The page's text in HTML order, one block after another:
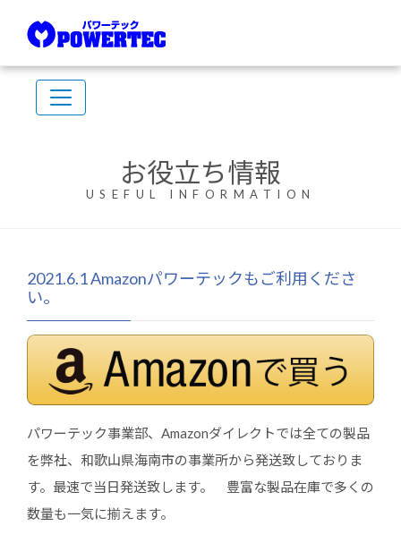
お役立ち情報
USEFUL INFORMATION
2021.6.1 Amazonパワーテックもご利用くださ
い。
パワーテック事業部、Amazonダイレクトでは全ての製品
を弊社、和歌山県海南市の事業所から発送致しておりま
す。最速で当日発送致します。 豊富な製品在庫で多くの
数量も一気に揃えます。